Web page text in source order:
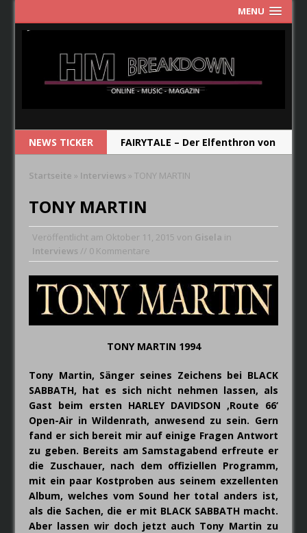
MENU
NEWS TICKER
FAIRYTALE – Der Elfenthron von
NEW MODEL ARMY – From Here
RUNRIG – The Last Dance –
Farewell Concert
CRYSTAL BALL – Das Album soll
die Band im Jahr 2019
Startseite » Interviews » TONY MARTIN
TONY MARTIN
Veröffentlicht am Oktober 11, 2015 von Gisela in
Interviews // 0 Kommentare
TONY MARTIN 1994
Tony Martin, Sänger seines Zeichens bei BLACK
SABBATH, hat es sich nicht nehmen lassen, als
Gast beim ersten HARLEY DAVIDSON ‚Route 66‘
Open-Air in Wildenrath, anwesend zu sein. Gern
fand er sich bereit mir auf einige Fragen Antwort
zu geben. Bereits am Samstagabend erfreute er
die Zuschauer, nach dem offiziellen Programm,
mit ein paar Kostproben aus seinem exzellenten
Album, welches vom Sound her total anders ist,
als die Sachen, die er mit BLACK SABBATH macht.
Aber lassen wir doch jetzt auch Tony Martin zu